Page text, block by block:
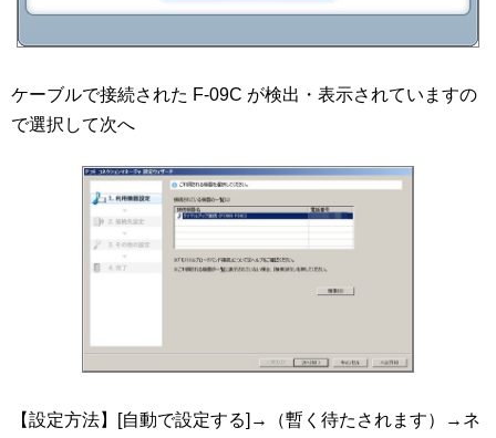
ケーブルで接続された F-09C が検出・表示されていますの
で選択して次へ
【設定方法】[自動で設定する]→（暫く待たされます）→ネ